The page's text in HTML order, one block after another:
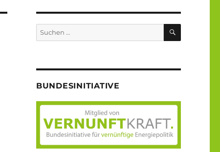
Suche
nach:
SUCHEN
BUNDESINITIATIVE